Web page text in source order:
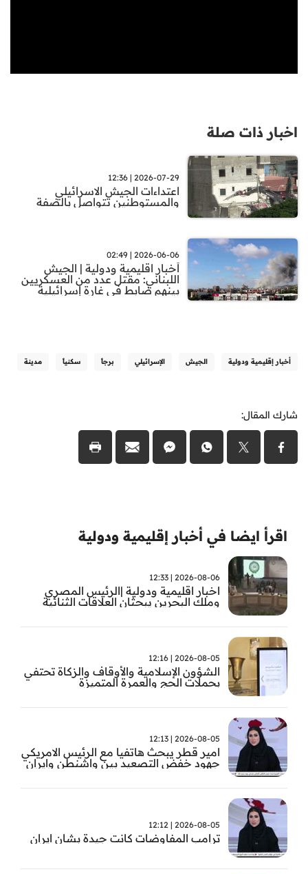
اخبار ذات صلة
2026-07-29 | 12:36
اعتداءات الجيش الاسرائيلي
والمستوطنين تتواصل بالضفة
2026-06-06 | 02:49
أخبار اقليمية ودولية | الجيش
اللبناني: مقتل عدد من العسكريين
بينهم ضابط في غارة إسرائيلية
أخبار إقليمية ودولية الجيش الإسرائيلي برجاً سكنياً مدينة
شارك المقال:
اقرأ ايضا في أخبار إقليمية ودولية
2026-08-06 | 12:33
اخبار اقليمية ودولية |الرئيس المصري
وملك البحرين يبحثان العلاقات الثنائية
2026-08-05 | 12:16
الشؤون الإسلامية والأوقاف والزكاة تحتفي
بحملات الحج والعمرة المتميزة
2026-08-05 | 12:13
امير قطر يبحث هاتفيا مع الرئيس الامريكي
جهود خفض التصعيد بين واشنطن وايران
2026-08-05 | 12:12
ترامب المفاوضات كانت جيدة بشان ايران